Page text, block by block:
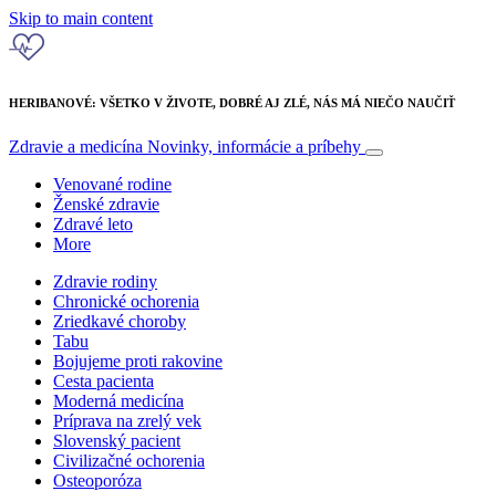
Skip to main content
HERIBANOVÉ: VŠETKO V ŽIVOTE, DOBRÉ AJ ZLÉ, NÁS MÁ NIEČO NAUČIŤ
Zdravie a medicína Novinky, informácie a príbehy
Venované rodine
Ženské zdravie
Zdravé leto
More
Zdravie rodiny
Chronické ochorenia
Zriedkavé choroby
Tabu
Bojujeme proti rakovine
Cesta pacienta
Moderná medicína
Príprava na zrelý vek
Slovenský pacient
Civilizačné ochorenia
Osteoporóza